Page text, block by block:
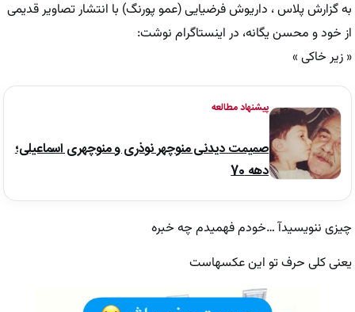
به گزارش پلاس ، داریوش فرضیایی (عمو پورنگ) با انتشار تصاویر قدیمی
از خود و محسن یگانه، در اینستاگرام نوشت:
« زیر خاکی »
پیشنهاد مطالعه
صمیمت دیدنی منوچهر نوذری و منوچهری اسماعیلی؛
دهه 70
چیزی ننویسیدآ …خودم فهمیدم چه خبره
یعنی کلی حرف تو این عکسهاست